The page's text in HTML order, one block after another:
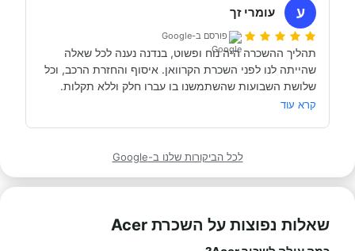
תודה אבי!
ע עומרי זך
פורסם ב-Google
מאוד מומלץ לכל מי שרוצה לעשות חופשה בקרוואן.
קרא עוד
לכל הביקורות שלנו ב-Google
שאלות נפוצות על השכרת Acer